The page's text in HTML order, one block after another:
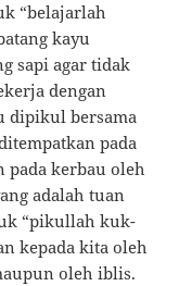
“belajarlah
kayu
sapi agar tidak
dengan
dipikul bersama
pada
pada kerbau oleh
adalah tuan
“pikullah kuk-
kepada kita oleh
oleh iblis.